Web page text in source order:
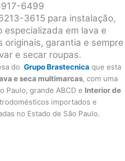
6499
3615 para instalação,
em lava e
originais, garantia e sempre
e secar roupas.
doGrupo Brastecnica que esta
e seca multimarcas, com uma
Paulo, grande ABCD e Interior de
importados e
no Estado de São Paulo.